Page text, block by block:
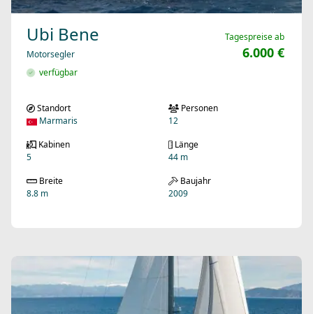
Ubi Bene
Motorsegler
verfügbar
Tagespreise ab
6.000 €
Standort
Marmaris
Personen
12
Kabinen
5
Länge
44 m
Breite
8.8 m
Baujahr
2009